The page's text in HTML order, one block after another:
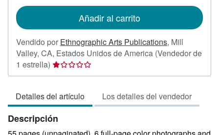
envío
Añadir al carrito
Vendido por Ethnographic Arts Publications, Mill
Valley, CA, Estados Unidos de America (Vendedor de
1 estrella) Calificación
del
1
de
5
estrellas
Detalles del artículo Los detalles del vendedor
Descripción